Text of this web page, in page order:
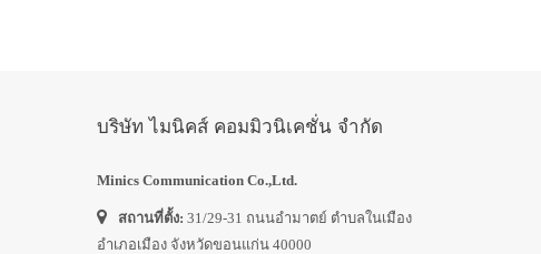
บริษัท ไมนิคส์ คอมมิวนิเคชั่น จำกัด
Minics Communication Co.,Ltd.
สถานที่ตั้ง: 31/29-31 ถนนอำมาตย์ ตำบลในเมือง
อำเภอเมือง จังหวัดขอนแก่น 40000